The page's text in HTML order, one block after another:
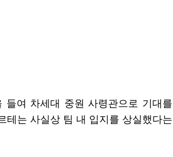
여 차세대 중원 사령관으로 기대를
테는 사실상 팀 내 입지를 상실했다는